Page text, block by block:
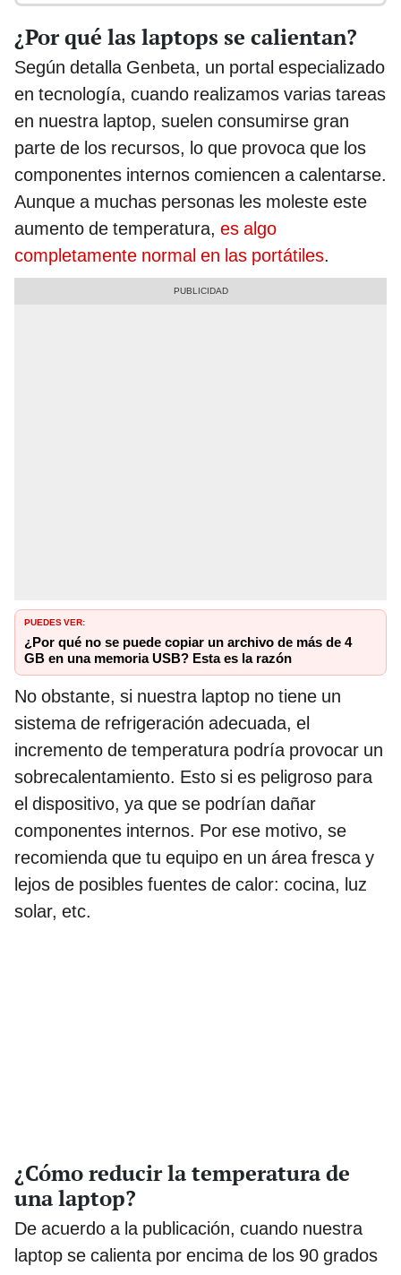
¿Por qué las laptops se calientan?
Según detalla Genbeta, un portal especializado
en tecnología, cuando realizamos varias tareas
en nuestra laptop, suelen consumirse gran
parte de los recursos, lo que provoca que los
componentes internos comiencen a calentarse.
Aunque a muchas personas les moleste este
aumento de temperatura, es algo
completamente normal en las portátiles.
PUEDES VER:
¿Por qué no se puede copiar un archivo de más de 4
GB en una memoria USB? Esta es la razón
No obstante, si nuestra laptop no tiene un
sistema de refrigeración adecuada, el
incremento de temperatura podría provocar un
sobrecalentamiento. Esto si es peligroso para
el dispositivo, ya que se podrían dañar
componentes internos. Por ese motivo, se
recomienda que tu equipo en un área fresca y
lejos de posibles fuentes de calor: cocina, luz
solar, etc.
¿Cómo reducir la temperatura de
una laptop?
De acuerdo a la publicación, cuando nuestra
laptop se calienta por encima de los 90 grados